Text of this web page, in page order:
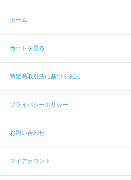
ホーム
カートを見る
特定商取引法に基づく表記
プライバシーポリシー
お問い合わせ
マイアカウント